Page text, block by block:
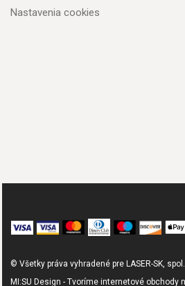
Nastavenia cookies
© Všetky práva vyhradené pre LASER-SK,
MI:SU Design - Tvoríme internetové obchody